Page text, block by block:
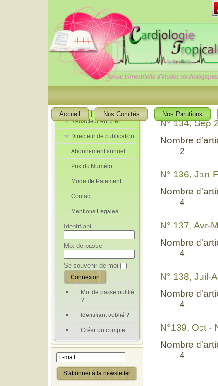
Accueil Nos Comités Nos Parutions
Rédacteur en chef
Rédacteurs en
Chef Adjoint
Directeur de publication
Directeur de
publication
adjoint
Abonnement annuel
Prix du Numéro
Mode de Paiement
Contact
Mentions Légales
Identifiant
Mot de passe
Se souvenir de moi
Mot de passe oublié
?
Identifiant oublié ?
Créer un compte
N° 134, Sep
Nombre
2
N° 136, Jan-
Nombre
4
N° 137, Avr-
Nombre
4
N° 138, Juil-
Nombre
4
N°139, Oct -
Nombre
4